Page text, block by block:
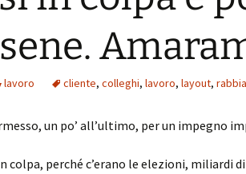
lavoro cliente, colleghi, lavoro, layout, rabbia
un po’ all’ultimo, per un impegno
colpa, perché c’erano le elezioni, miliardi di